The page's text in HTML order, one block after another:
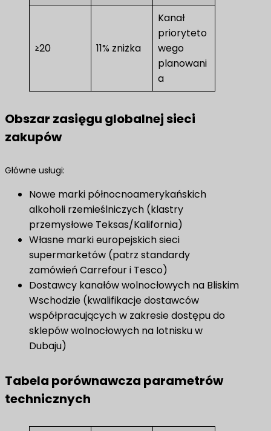
≥20 11% zniżka
Kanał
prioryteto
wego
planowani
a
Obszar zasięgu globalnej sieci
zakupów
Główne usługi:
Nowe marki północnoamerykańskich
alkoholi rzemieślniczych (klastry
przemysłowe Teksas/Kalifornia)
Własne marki europejskich sieci
supermarketów (patrz standardy
zamówień Carrefour i Tesco)
Dostawcy kanałów wolnocłowych na Bliskim
Wschodzie (kwalifikacje dostawców
współpracujących w zakresie dostępu do
sklepów wolnocłowych na lotnisku w
Dubaju)
Tabela porównawcza parametrów
technicznych